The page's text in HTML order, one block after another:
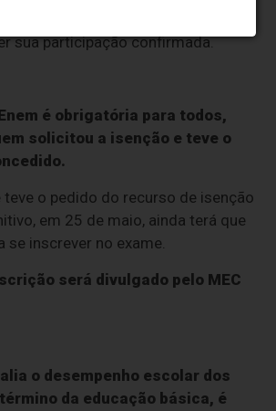
sua participação confirmada.
é obrigatória para todos,
solicitou a isenção e teve o
teve o pedido do recurso de isenção
em 25 de maio, ainda terá que
se inscrever no exame.
será divulgado pelo MEC
o desempenho escolar dos
da educação básica, é